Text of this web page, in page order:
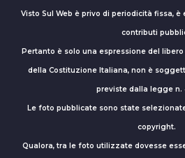
Visto Sul Web è privo di periodicità fissa,
contributi
Pertanto è solo una espressione del libero
della Costituzione Italiana, non è
previste dalla legge n.
Le foto pubblicate sono state
copyright.
Qualora, tra le foto utilizzate dovesse